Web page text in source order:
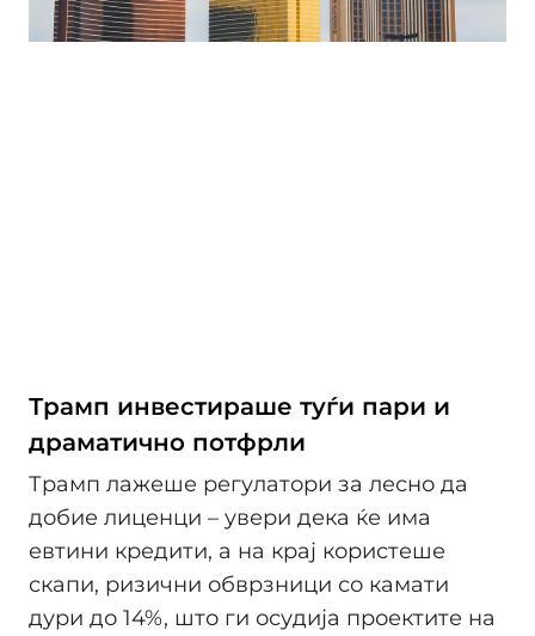
Трамп инвестираше туѓи пари и
драматично потфрли
Трамп лажеше регулатори за лесно да
добие лиценци – увери дека ќе има
евтини кредити, а на крај користеше
скапи, ризични обврзници со камати
дури до 14%, што ги осудиja проектите на